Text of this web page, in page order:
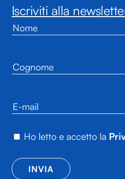
Iscriviti alla
Ho letto e accetto la